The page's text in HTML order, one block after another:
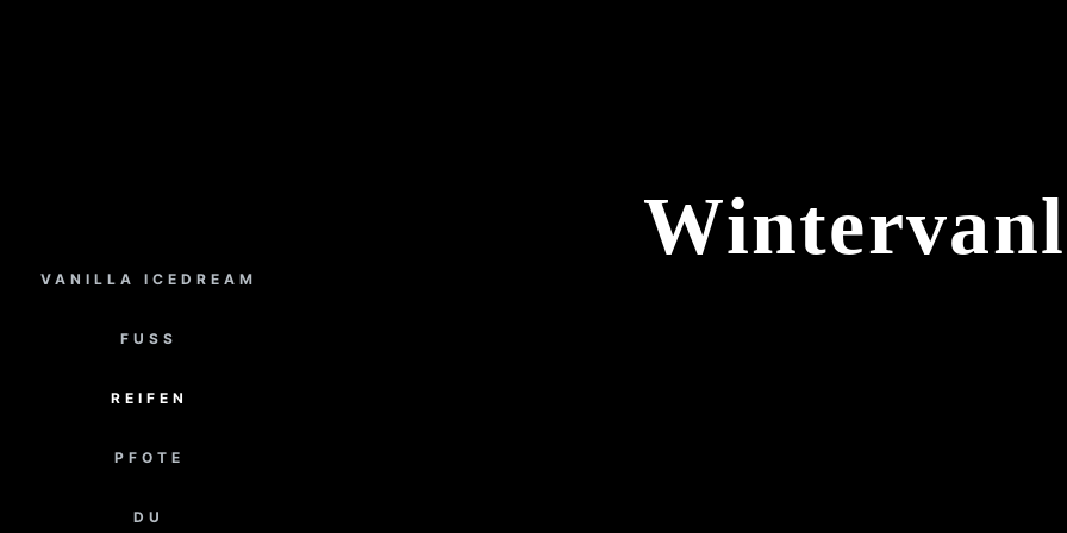
VANILLA ICEDREAM
FUSS
REIFEN
PFOTE
DU